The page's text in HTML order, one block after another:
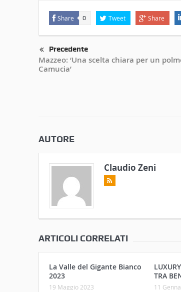
Share 0 Tweet Share
Precedente
Mazzeo: ‘Una scelta chiara per un
Camucia’
AUTORE
Claudio Zeni
ARTICOLI CORRELATI
La Valle del Gigante Bianco
2023
19 Maggio 2023
TRA
11